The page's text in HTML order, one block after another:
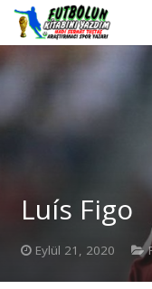
ANA SAYFA
HAKKIMDA
FUTBOLDA GÜNCEL
Luís Figo
Eylül 21, 2020